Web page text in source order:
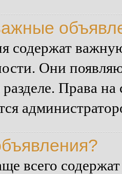
содержат
Они
Права
всего